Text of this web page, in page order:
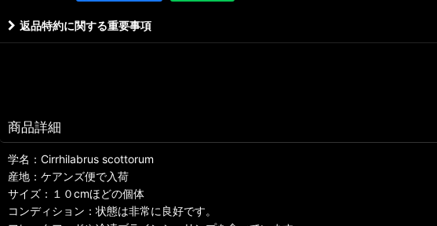
返品特約に関する重要事項
商品詳細
学名：Cirrhilabrus scottorum
産地：ケアンズ便で入荷
サイズ：１０cmほどの個体
コンディション：状態は非常に良好です。